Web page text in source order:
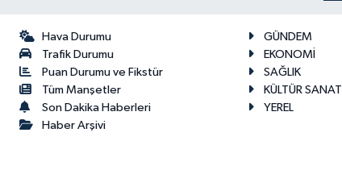
Hava Durumu
Trafik Durumu
Puan Durumu ve Fikstür
Tüm Manşetler
Son Dakika Haberleri
Haber Arşivi
GÜNDEM
EKONOMİ
SAĞLIK
KÜLTÜR SANAT
YEREL